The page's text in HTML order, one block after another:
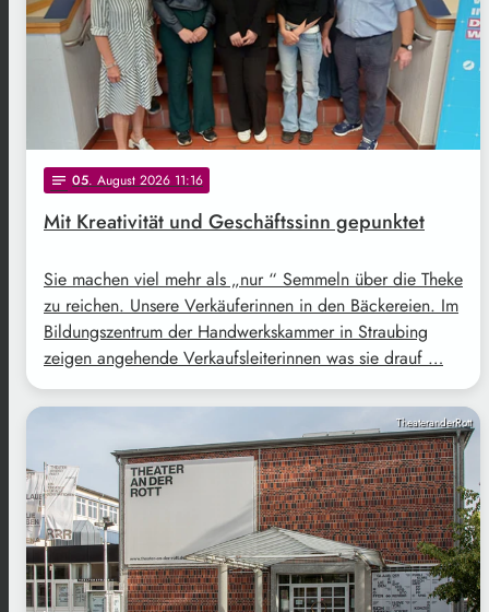
notes 05. August 2026 11:16
Mit Kreativität und Geschäftssinn gepunktet
Sie machen viel mehr als „nur “ Semmeln über die Theke
zu reichen. Unsere Verkäuferinnen in den Bäckereien. Im
Bildungszentrum der Handwerkskammer in Straubing
zeigen angehende Verkaufsleiterinnen was sie drauf …
TheateranderRott